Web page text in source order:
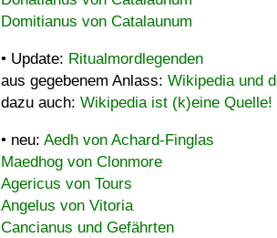
Domitianus von Catalaunum
• Update: Ritualmordlegenden
aus gegebenem Anlass: Wikipedia und
dazu auch: Wikipedia ist (k)eine Quelle!
• neu: Aedh von Achard-Finglas
Maedhog von Clonmore
Agericus von Tours
Angelus von Vitoria
Cancianus und Gefährten